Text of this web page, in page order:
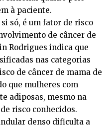
à paciente.
só, é um fator de risco
de câncer de
Rodrigues indica que
nas categorias
de câncer de mama de
que mulheres com
adiposas, mesmo na
risco conhecidos.
denso dificulta a